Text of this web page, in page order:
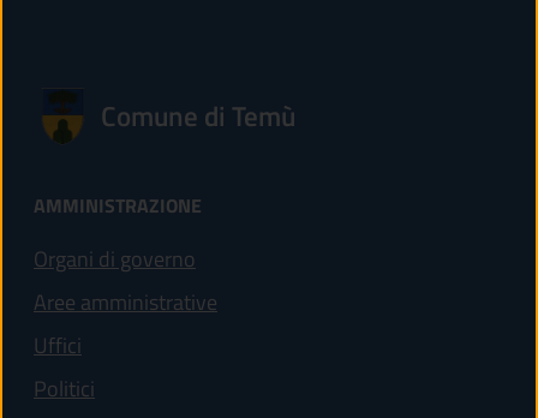
Comune di Temù
AMMINISTRAZIONE
Organi di governo
Aree amministrative
Uffici
Politici